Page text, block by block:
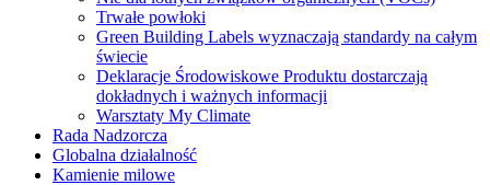
Trwałe powłoki
Green Building Labels wyznaczają standardy na całym
świecie
Deklaracje Środowiskowe Produktu dostarczają
dokładnych i ważnych informacji
Warsztaty My Climate
Rada Nadzorcza
Globalna działalność
Kamienie milowe